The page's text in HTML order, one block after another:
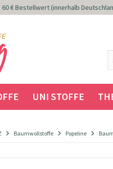
€ Bestellwert (innerhalb
UNI STOFFE
Baumwollstoffe Popeline